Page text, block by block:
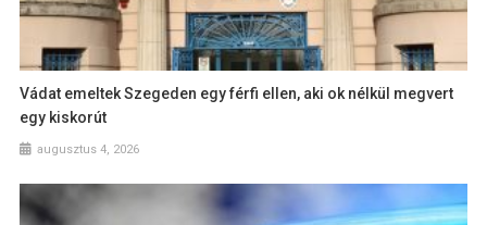
Vádat emeltek Szegeden egy férfi ellen, aki ok nélkül megvert
egy kiskorút
augusztus 4, 2026